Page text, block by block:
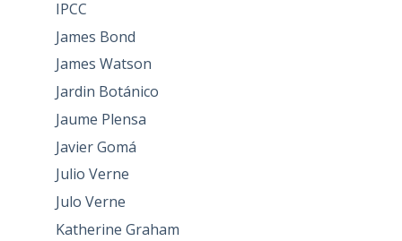
IPCC
James Bond
James Watson
Jardin Botánico
Jaume Plensa
Javier Gomá
Julio Verne
Julo Verne
Katherine Graham